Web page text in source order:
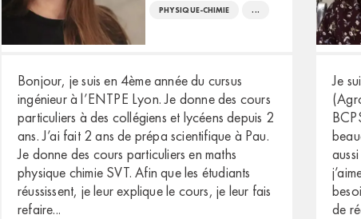
PHYSIQUE-CHIMIE ...
Bonjour, je suis en 4ème année du cursus
ingénieur à l’ENTPE Lyon. Je donne des cours
particuliers à des collégiens et lycéens depuis 2
ans. J’ai fait 2 ans de prépa scientifique à Pau.
Je donne des cours particuliers en maths
physique chimie SVT. Afin que les étudiants
réussissent, je leur explique le cours, je leur fais
refaire...
Je
de